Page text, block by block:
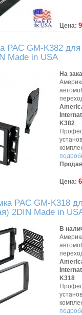
Цена:
PAC GM-K382
Made in USA
На
K382
Цена:
PAC GM-K318
2DIN Made in
В
K318